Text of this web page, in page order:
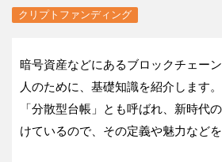
クリプトファンディング
暗号資産などにあるブロックチェー
人のために、基礎知識を紹介します
「分散型台帳」とも呼ばれ、新時代
けているので、その定義や魅力などを